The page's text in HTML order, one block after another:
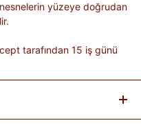
yüzeye doğrudan
tarafından 15 iş günü